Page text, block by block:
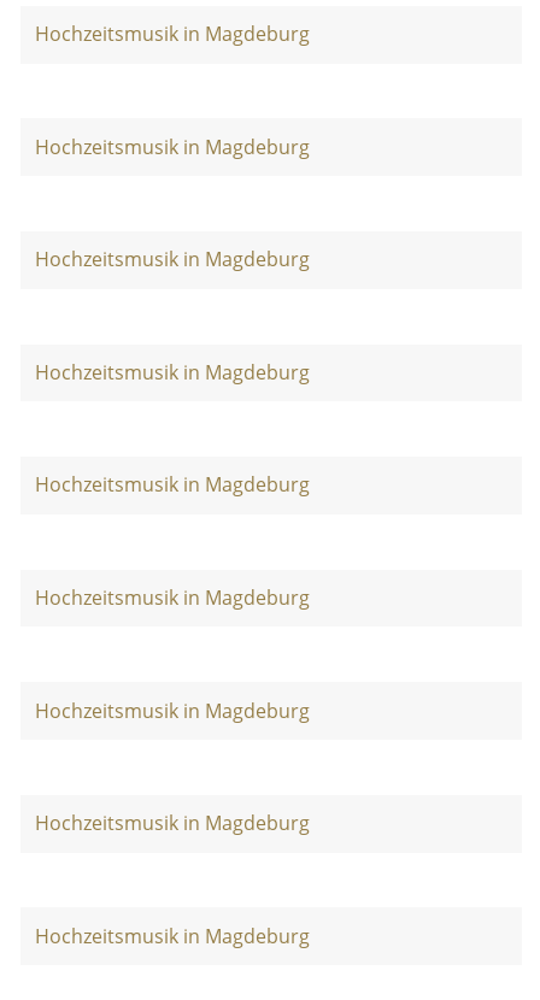
Hochzeitsmusik in Magdeburg
Hochzeitsmusik in Magdeburg
Hochzeitsmusik in Magdeburg
Hochzeitsmusik in Magdeburg
Hochzeitsmusik in Magdeburg
Hochzeitsmusik in Magdeburg
Hochzeitsmusik in Magdeburg
Hochzeitsmusik in Magdeburg
Hochzeitsmusik in Magdeburg